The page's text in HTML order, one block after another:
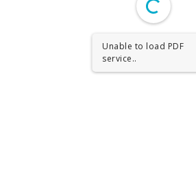
Unable to load PDF
service..